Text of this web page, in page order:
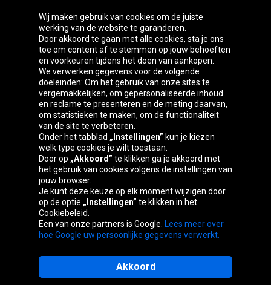
Oponeo-groep
Belgique
Česká
republika
Deutschland Éire
España France Italia Magyarország
Österreich
republika
Kingdom
Sitemaps
Wij maken gebruik van cookies om de juiste
werking van de website te garanderen.
Door akkoord te gaan met alle cookies, sta je ons
toe om content af te stemmen op jouw behoeften
en voorkeuren tijdens het doen van aankopen.
We verwerken gegevens voor de volgende
doeleinden: Om het gebruik van onze sites te
vergemakkelijken, om gepersonaliseerde inhoud
en reclame te presenteren en de meting daarvan,
om statistieken te maken, om de functionaliteit
van de site te verbeteren.
Onder het tabblad „Instellingen” kun je kiezen
welk type cookies je wilt toestaan.
Door op „Akkoord” te klikken ga je akkoord met
het gebruik van cookies volgens de instellingen van
jouw browser.
Je kunt deze keuze op elk moment wijzigen door
op de optie „Instellingen” te klikken in het
Cookiebeleid.
Een van onze partners is Google. Lees meer over
hoe Google uw persoonlijke gegevens verwerkt.
Akkoord